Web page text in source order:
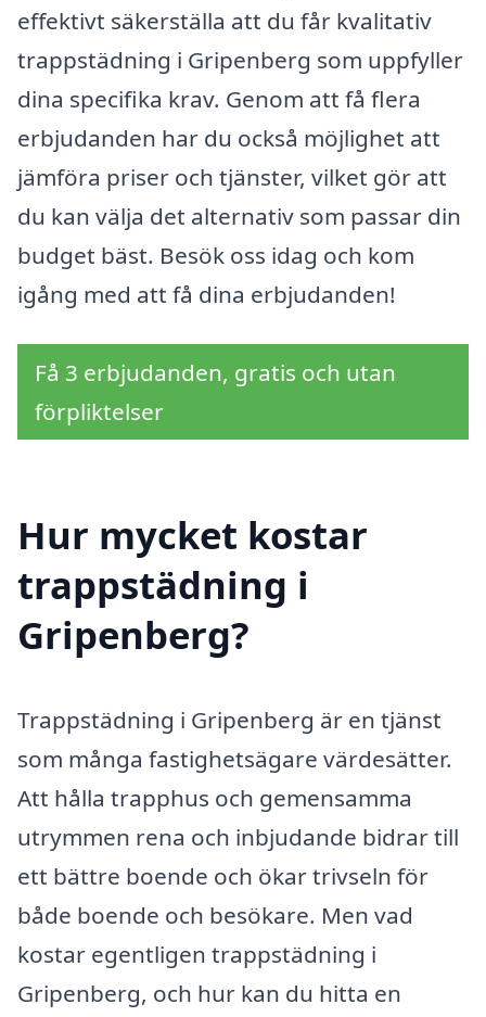
effektivt säkerställa att du får kvalitativ
trappstädning i Gripenberg som uppfyller
dina specifika krav. Genom att få flera
erbjudanden har du också möjlighet att
jämföra priser och tjänster, vilket gör att
du kan välja det alternativ som passar din
budget bäst. Besök oss idag och kom
igång med att få dina erbjudanden!
Få 3 erbjudanden, gratis och utan
förpliktelser
Hur mycket kostar
trappstädning i
Gripenberg?
Trappstädning i Gripenberg är en tjänst
som många fastighetsägare värdesätter.
Att hålla trapphus och gemensamma
utrymmen rena och inbjudande bidrar till
ett bättre boende och ökar trivseln för
både boende och besökare. Men vad
kostar egentligen trappstädning i
Gripenberg, och hur kan du hitta en